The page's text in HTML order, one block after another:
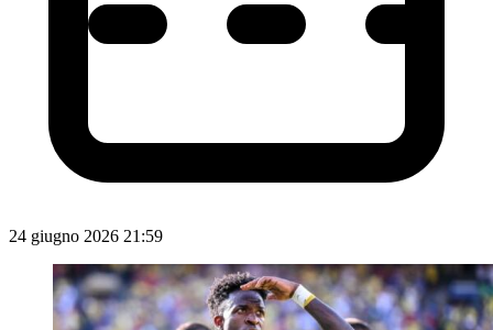
24 giugno 2026 21:59